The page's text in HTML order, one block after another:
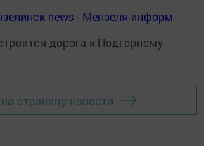
news - Мензеля-информ
страницу новости